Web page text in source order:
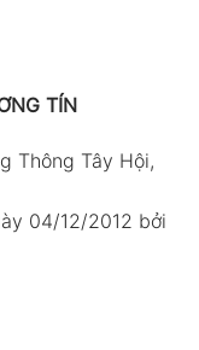
TÍN
Thông Tây Hội,
04/12/2012 bởi